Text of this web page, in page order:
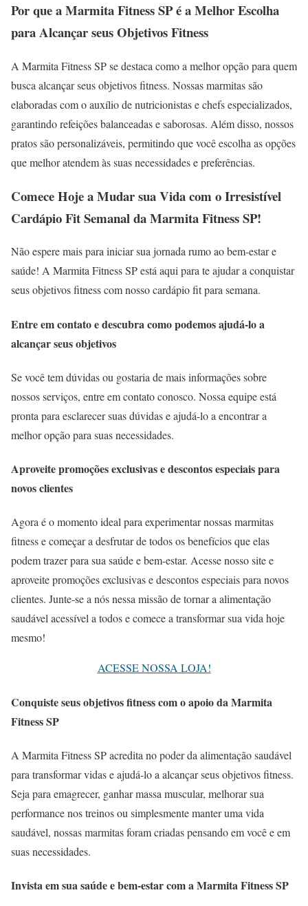
Por que a Marmita Fitness SP é a Melhor Escolha
para Alcançar seus Objetivos Fitness
A Marmita Fitness SP se destaca como a melhor opção para quem
busca alcançar seus objetivos fitness. Nossas marmitas são
elaboradas com o auxílio de nutricionistas e chefs especializados,
garantindo refeições balanceadas e saborosas. Além disso, nossos
pratos são personalizáveis, permitindo que você escolha as opções
que melhor atendem às suas necessidades e preferências.
Comece Hoje a Mudar sua Vida com o Irresistível
Cardápio Fit Semanal da Marmita Fitness SP!
Não espere mais para iniciar sua jornada rumo ao bem-estar e
saúde! A Marmita Fitness SP está aqui para te ajudar a conquistar
seus objetivos fitness com nosso cardápio fit para semana.
Entre em contato e descubra como podemos ajudá-lo a
alcançar seus objetivos
Se você tem dúvidas ou gostaria de mais informações sobre
nossos serviços, entre em contato conosco. Nossa equipe está
pronta para esclarecer suas dúvidas e ajudá-lo a encontrar a
melhor opção para suas necessidades.
Aproveite promoções exclusivas e descontos especiais para
novos clientes
Agora é o momento ideal para experimentar nossas marmitas
fitness e começar a desfrutar de todos os benefícios que elas
podem trazer para sua saúde e bem-estar. Acesse nosso site e
aproveite promoções exclusivas e descontos especiais para novos
clientes. Junte-se a nós nessa missão de tornar a alimentação
saudável acessível a todos e comece a transformar sua vida hoje
mesmo!
ACESSE NOSSA LOJA!
Conquiste seus objetivos fitness com o apoio da Marmita
Fitness SP
A Marmita Fitness SP acredita no poder da alimentação saudável
para transformar vidas e ajudá-lo a alcançar seus objetivos fitness.
Seja para emagrecer, ganhar massa muscular, melhorar sua
performance nos treinos ou simplesmente manter uma vida
saudável, nossas marmitas foram criadas pensando em você e em
suas necessidades.
Invista em sua saúde e bem-estar com a Marmita Fitness SP